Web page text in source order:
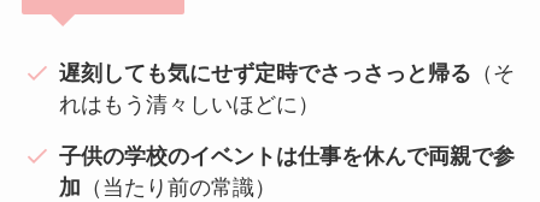
遅刻しても気にせず定時でさっさっと帰る （そ
れはもう清々しいほどに）
子供の学校のイベントは仕事を休んで両親で参
加 （当たり前の常識）